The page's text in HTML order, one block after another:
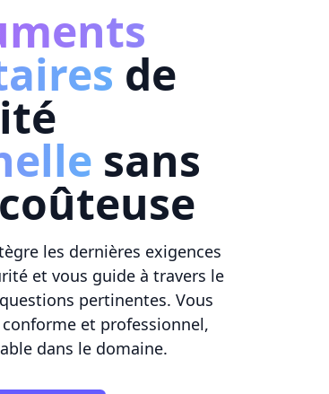
de
sans
les dernières exigences
et vous guide à travers le
pertinentes. Vous
et professionnel,
dans le domaine.